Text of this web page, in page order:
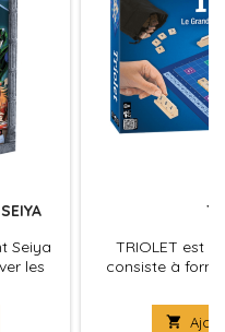
Seiya
les
des
TRIOLET est
consiste à
sur
